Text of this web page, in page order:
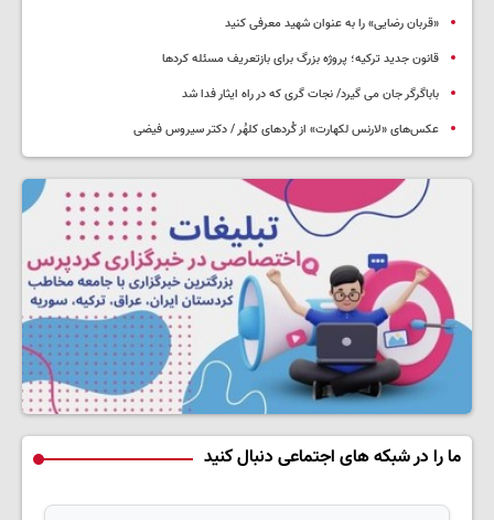
«قربان رضایی» را به عنوان شهید معرفی کنید
قانون جدید ترکیه؛ پروژه بزرگ‌ برای بازتعریف مسئله کردها
باباگرگر جان می گیرد/ نجات گری که در راه ایثار فدا شد
عکس‌های «لارنس لکهارت» از کُردهای کلهُر / دکتر سیروس فیضی
ما را در شبکه های اجتماعی دنبال کنید